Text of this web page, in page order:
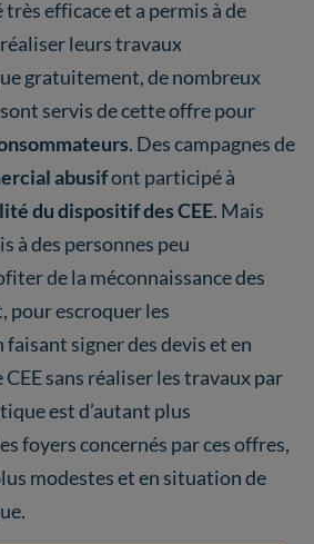
efficace et a permis à de
leurs travaux
gratuitement, de nombreux
servis de cette offre pour
. Des campagnes de
abusifont participé à
du dispositif des CEE. Mais
à des personnes peu
de la méconnaissance des
pour escroquer les
signer des devis et en
sans réaliser les travaux par
est d’autant plus
foyers concernés par ces offres,
modestes et en situation de